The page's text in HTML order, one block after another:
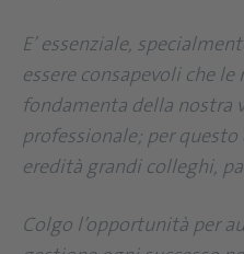
E’ essenziale,
essere consapevoli che
fondamenta della nostra
professionale; per
eredità grandi colleghi,
Colgo l’opportunità per